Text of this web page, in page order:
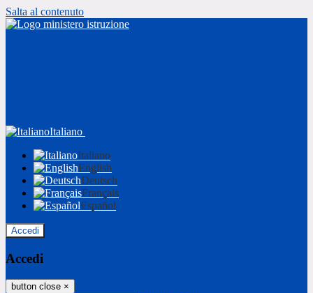
Salta al contenuto
Italiano
Italiano
English
Deutsch
Français
Español
Accedi
Accedi
button close ×